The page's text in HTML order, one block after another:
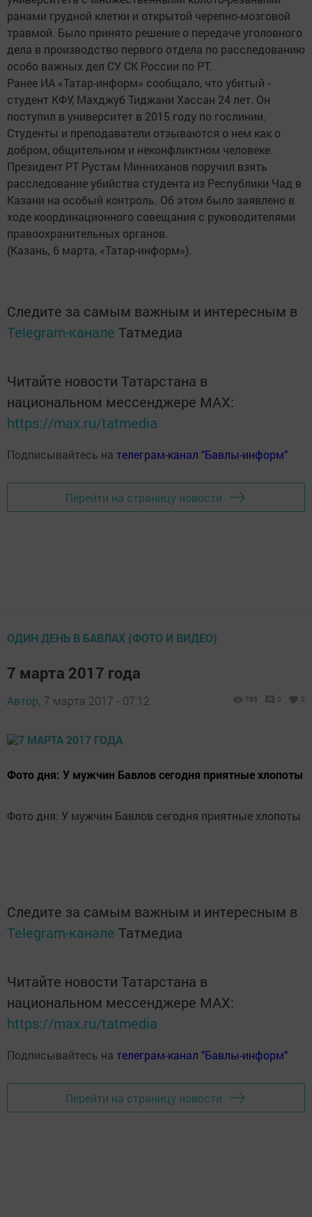
ранами грудной клетки и открытой черепно-мозговой
травмой. Было принято решение о передаче уголовного
дела в производство первого отдела по расследованию
особо важных дел СУ СК России по РТ.
Ранее ИА «Татар-информ» сообщало, что убитый -
студент КФУ, Махджуб Тиджани Хассан 24 лет. Он
поступил в университет в 2015 году по гослинии.
Студенты и преподаватели отзываются о нем как о
добром, общительном и неконфликтном человеке.
Президент РТ Рустам Минниханов поручил взять
расследование убийства студента из Республики Чад в
Казани на особый контроль. Об этом было заявлено в
ходе координационного совещания с руководителями
правоохранительных органов.
(Казань, 6 марта, «Татар-информ»).
Следите за самым важным и интересным в
Telegram-канале Татмедиа
Читайте новости Татарстана в
национальном мессенджере MАХ:
https://max.ru/tatmedia
Подписывайтесь на телеграм-канал "Бавлы-информ"
Перейти на страницу новости
ОДИН ДЕНЬ В БАВЛАХ (ФОТО И ВИДЕО)
7 марта 2017 года
Автор, 7 марта 2017 - 07:12 795 0 0
Фото дня: У мужчин Бавлов сегодня приятные хлопоты
Фото дня: У мужчин Бавлов сегодня приятные хлопоты
Следите за самым важным и интересным в
Telegram-канале Татмедиа
Читайте новости Татарстана в
национальном мессенджере MАХ:
https://max.ru/tatmedia
Подписывайтесь на телеграм-канал "Бавлы-информ"
Перейти на страницу новости